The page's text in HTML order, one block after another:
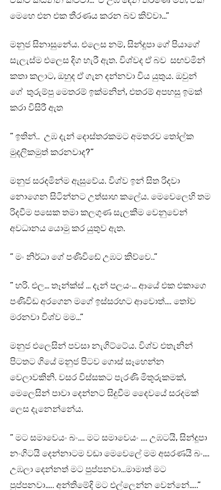
මෙහෙ එන එක තීරණය කරන බව කිව්වා…”
මනුජ සිනාසුනේය. එලෙස නම්, සින්දූපා ගේ පියාගේ
සැලැස්ම එලෙස දිග හැරී ඇත. විශ්වද ඒ බව සඟවමින්
කතා කලාට, ඔහුද ඒ ගැන දන්නවා විය යුතුය. ඔවුන්
ගේ තුරුම්පු මෙතරම් ඉක්මනින්, එතරම් අපහසු ඉමක්
කරා විසිරී ඇත
” ඉතින්.. උඹ දැන් දොස්තරකමට අමතරව තෝල්ක
මුදලිකමුත් කරනවාද?”
මනුජ සරදමින්ම ඇසුවේය. විශ්ව ඉන් සිත රිදවා
නොගෙන සිටින්නට උත්සාහ කලේය. මෙවෙලෙහි තම
රිදවීම පසෙක තමා කලගුණ සැලකීම වෙනුවෙන්
අවධානය යොමු කර යුතුව ඇත.
” මං නිර්ධා ගේ පණිවිඩේ උඹට කිව්වෙ..”
” හරි. එල… තෑන්ක්ස් … දැන් පලයං… ආයේ එක එකාගෙ
පණිවිඩ අරගෙන මගේ ඉස්සරහට ආවොත්…. තෝව
මරනවා විශ්ව මම…”
මනුජ එලෙසින් පවසා නැගිට්ටේය. විශ්ව එතැනින්
පිටතට ගියේ මනුජ පිටව ගොස් සෑහෙන්න
වෙලාවකිනි. වසර විස්සකට පැරණි මිතූරුකමක්,
මෙලෙසින් පාවා දෙන්නට සිදුවීම දෛවයේ සරදමක්
ලෙස දැනෙන්නේය.
” මට සමාවෙයං බං…. මට සමාවෙයං …. උඹටයි, සින්දූපා
නංගිටයි දෙන්නාටම වඩා මෙවෙලේ මම අසරණයි බං….
උඹලා දෙන්නත් මට පුප්පනවා…මාමාත් මට
පුප්පනවා….. අන්තිමේදි මට එල්ලෙන්න වෙන්නේ…..”